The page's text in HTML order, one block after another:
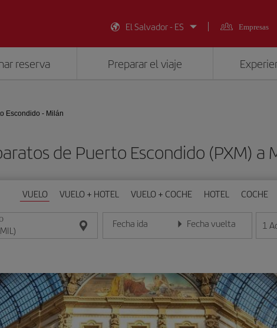
El Salvador - ES
Empresas
reserva Preparar el viaje
Escondido - Milán
de Puerto Escondido (PXM) a
VUELO VUELO + HOTEL VUELO + COCHE HOTEL COCHE
Fecha ida
Introduce la fecha en formato día/mes/año
Fecha vuelta
Introduce la fecha en 1